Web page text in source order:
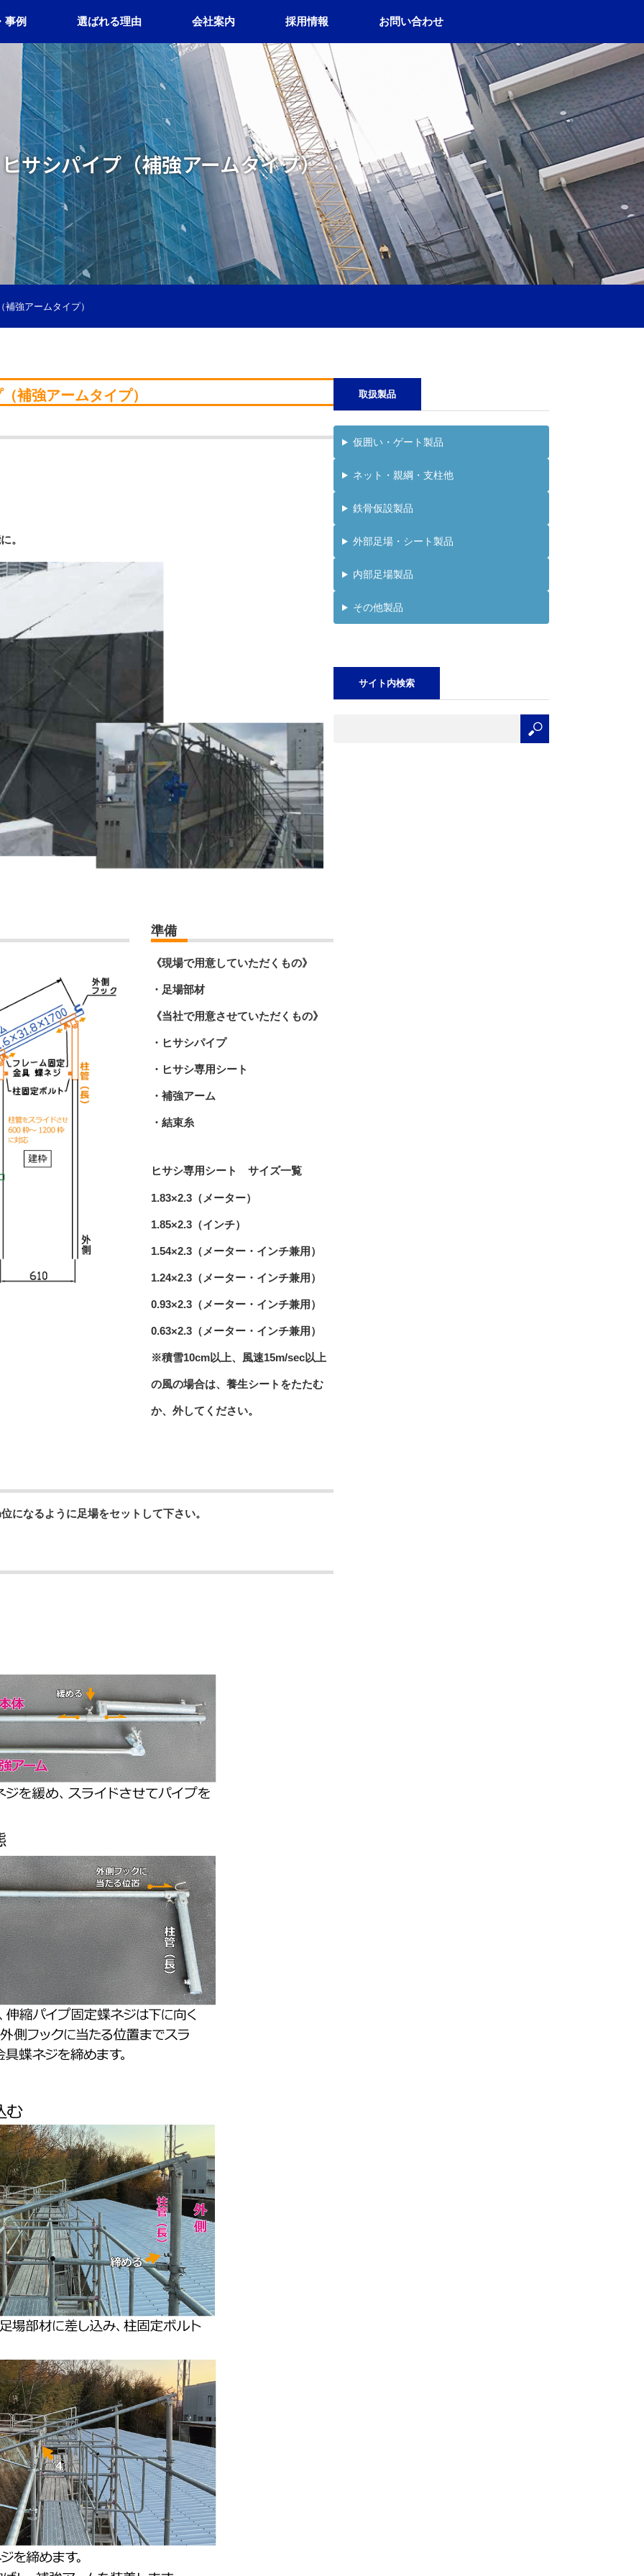
事例 選ばれる理由 会社案内 採用情報 お問い合わせ
ヒサシパイプ（補強アームタイプ）
補強アームタイプ）
補強アームタイプ）
。
準備
《現場で用意していただくもの》
・足場部材
《当社で用意させていただくもの》
・ヒサシパイプ
・ヒサシ専用シート
・補強アーム
・結束糸
ヒサシ専用シート サイズ一覧
1.83×2.3（メーター）
1.85×2.3（インチ）
1.54×2.3（メーター・インチ兼用）
1.24×2.3（メーター・インチ兼用）
0.93×2.3（メーター・インチ兼用）
0.63×2.3（メーター・インチ兼用）
※積雪10cm以上、風速15m/sec以上
の風の場合は、養生シートをたたむ
か、外してください。
になるように足場をセットして下さい。
取扱製品
仮囲い・ゲート製品
ネット・親綱・支柱他
鉄骨仮設製品
外部足場・シート製品
内部足場製品
その他製品
サイト内検索